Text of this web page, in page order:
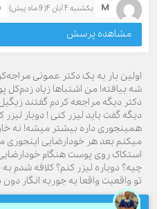
M یکشنبه ۴ آبان ۴( 9 ماه پیش)
مشاهده پرسش
اولین بار به یک دکتر عمونی
شه بیافته! من اشتباها زیاد زدم‌کل
دکتر دیگه مراجعه کردم گفتند
دیگه گفت باید لیزر کنی ! دوبار لیزر
همینجوری داره بیشتر میشه! نه
میکنم بعد هر خودارضایی اینجوری
استکاک روی پوست هنگام
چیه؟ دوباره لیزر کنم؟ کلافه
تو واقعیت واقعا یه جوریه انگار